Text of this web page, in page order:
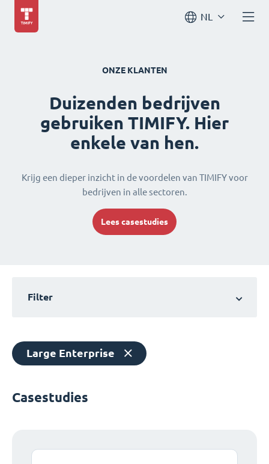
NL
ONZE KLANTEN
Duizenden bedrijven
gebruiken TIMIFY. Hier
enkele van hen.
Krijg een dieper inzicht in de voordelen van TIMIFY voor
bedrijven in alle sectoren.
Lees casestudies
Filter
Large Enterprise
Casestudies